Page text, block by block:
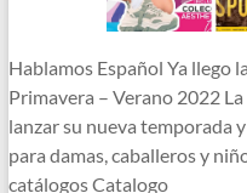
Hablamos Español Ya llego
Primavera – Verano 2022
lanzar su nueva temporada
para damas, caballeros y
catálogos Catalogo